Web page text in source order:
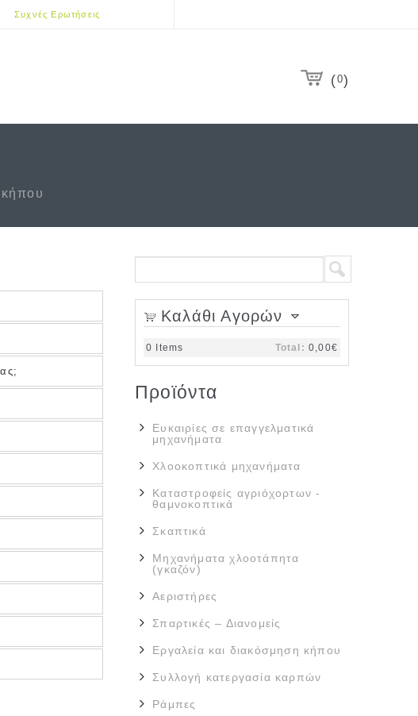
Συχνές Ερωτήσεις
0
Καλάθι Αγορών
0 Items Total: 0,00€
Προϊόντα
Ευκαιρίες σε επαγγελματικά
μηχανήματα
Χλοοκοπτικά μηχανήματα
Καταστροφείς αγριόχορτων -
θαμνοκοπτικά
Σκαπτικά
Μηχανήματα χλοοτάπητα
(γκαζόν)
Αεριστήρες
Σπαρτικές – Διανομείς
Εργαλεία και διακόσμηση κήπου
Συλλογή κατεργασία καρπών
Ράμπες